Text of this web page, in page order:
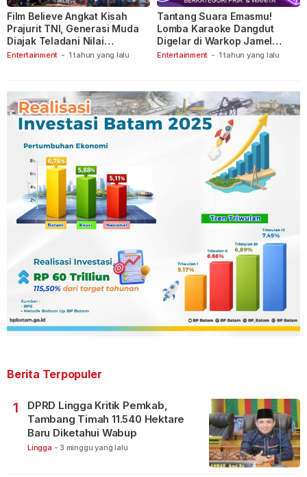
Entertainment - 1 tahun yang lalu
Film Believe Angkat Kisah
Prajurit TNI, Generasi Muda
Diajak Teladani Nilai
Keberanian
Entertainment - 1 tahun yang lalu
Tantang Suara Emasmu!
Lomba Karaoke Dangdut
Digelar di Warkop Jamel
Ganet
Berita Terpopuler
1
DPRD Lingga Kritik Pemkab,
Tambang Timah 11.540 Hektare
Baru Diketahui Wabup
Lingga - 3 minggu yang lalu